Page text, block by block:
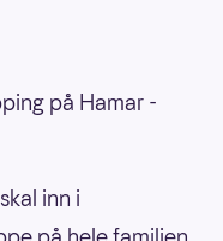
på Hamar -
inn i